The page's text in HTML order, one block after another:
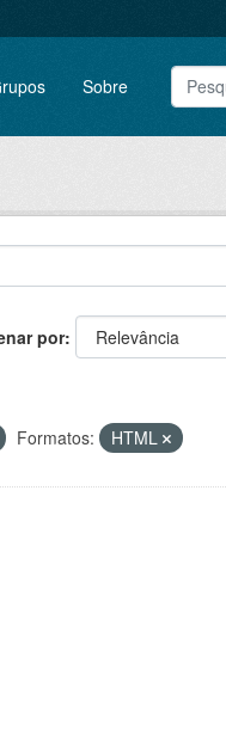
Sobre
por
Formatos: HTML